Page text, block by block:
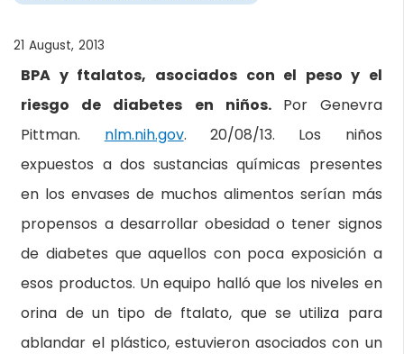
21 August, 2013
BPA y ftalatos, asociados con el peso y el
riesgo de diabetes en niños. Por Genevra
Pittman. nlm.nih.gov. 20/08/13. Los niños
expuestos a dos sustancias químicas presentes
en los envases de muchos alimentos serían más
propensos a desarrollar obesidad o tener signos
de diabetes que aquellos con poca exposición a
esos productos. Un equipo halló que los niveles en
orina de un tipo de ftalato, que se utiliza para
ablandar el plástico, estuvieron asociados con un